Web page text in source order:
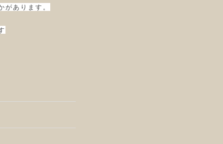
があります。